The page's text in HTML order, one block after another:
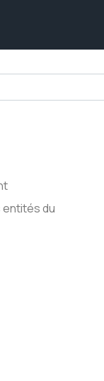
entités du